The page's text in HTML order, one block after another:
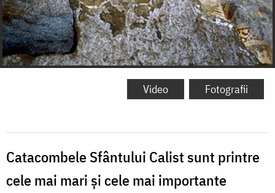
Video Fotografii
Catacombele Sfântului Calist sunt printre
cele mai mari și cele mai importante